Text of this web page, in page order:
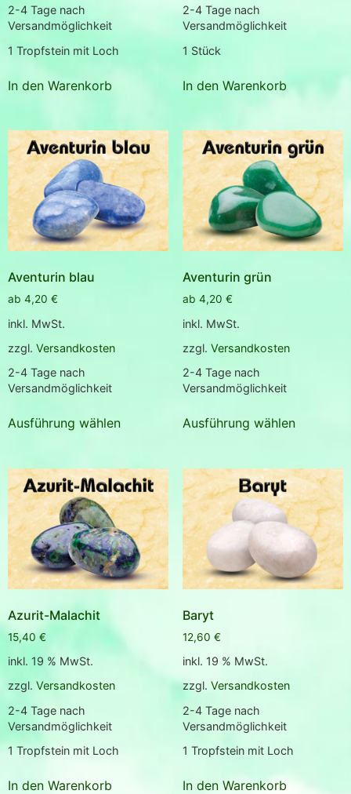
2-4 Tage nach
Versandmöglichkeit
1 Tropfstein mit Loch
In den Warenkorb
2-4 Tage nach
Versandmöglichkeit
1 Stück
In den Warenkorb
Aventurin blau
ab 4,20 €
inkl. MwSt.
zzgl. Versandkosten
2-4 Tage nach
Versandmöglichkeit
Ausführung wählen
Aventurin grün
ab 4,20 €
inkl. MwSt.
zzgl. Versandkosten
2-4 Tage nach
Versandmöglichkeit
Ausführung wählen
Azurit-Malachit
15,40 €
inkl. 19 % MwSt.
zzgl. Versandkosten
2-4 Tage nach
Versandmöglichkeit
1 Tropfstein mit Loch
In den Warenkorb
Baryt
12,60 €
inkl. 19 % MwSt.
zzgl. Versandkosten
2-4 Tage nach
Versandmöglichkeit
1 Tropfstein mit Loch
In den Warenkorb